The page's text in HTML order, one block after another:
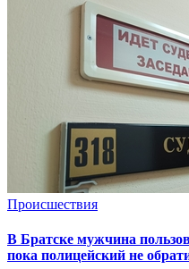
Происшествия
В Братске мужчина
пока полицейский не